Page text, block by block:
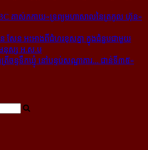
គាស់​កកាយ​«ទ្រព្យមហាសាល​នៃ​ត្រកូល ហ៊ុន»​
សែន អះអាង​ពី​ជំហរ​ខុស​គ្នា ក្នុង​ជំនួប​ជាមួយ​
មនុស្ស អ.ស.ប
ត្រីចន្ទទឹកឃ្មុំ នៅបន្ទប់សណ្ឋាគារ... ជាន់ទី៣៥»